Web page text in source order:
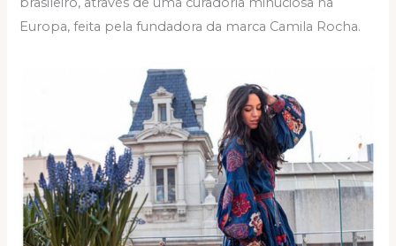
Europa, feita pela fundadora da marca Camila Rocha.